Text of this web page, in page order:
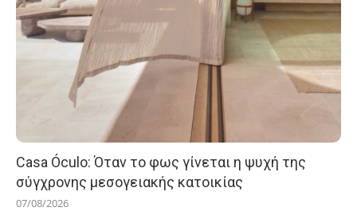
Casa Óculo: Όταν το φως γίνεται η ψυχή της
σύγχρονης μεσογειακής κατοικίας
07/08/2026